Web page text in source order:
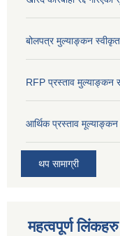
बोलपत्र मुल्याङ्कन स्वीकृत
RFP प्रस्ताव मुल्याङ्कन
आर्थिक प्रस्ताव
थप सामाग्री
महत्वपूर्ण लिंकहरु